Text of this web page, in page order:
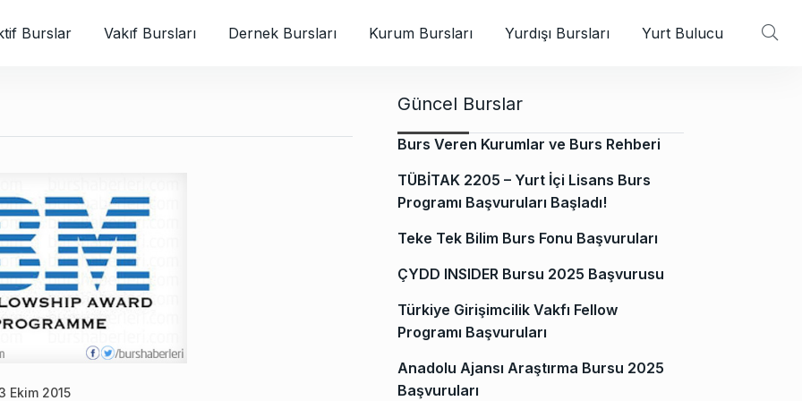
Burslar Vakıf Bursları Dernek Bursları Kurum Bursları Yurdışı Bursları Yurt Bulucu
Ekim 2015
Güncel Burslar
Burs Veren Kurumlar ve Burs Rehberi
TÜBİTAK 2205 – Yurt İçi Lisans Burs
Programı Başvuruları Başladı!
Teke Tek Bilim Burs Fonu Başvuruları
ÇYDD INSIDER Bursu 2025 Başvurusu
Türkiye Girişimcilik Vakfı Fellow
Programı Başvuruları
Anadolu Ajansı Araştırma Bursu 2025
Başvuruları